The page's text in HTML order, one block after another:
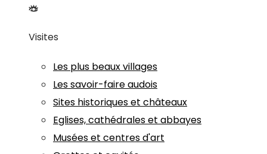
Visites
Les plus beaux villages
Les savoir-faire audois
Sites historiques et châteaux
Eglises, cathédrales et abbayes
Musées et centres d'art